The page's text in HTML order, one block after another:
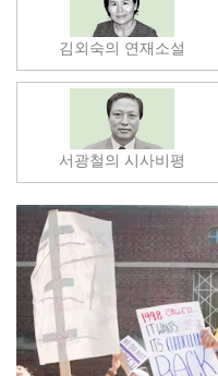
김외숙의 연재소설
서광철의 시사비평